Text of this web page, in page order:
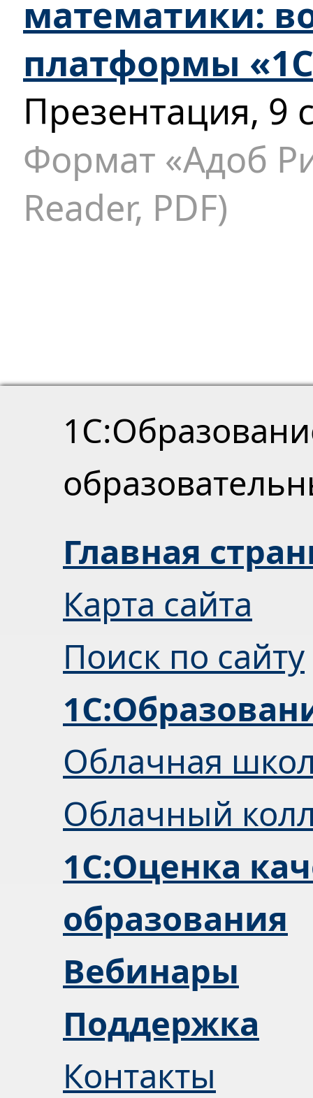
математики:
платформы
Презентация, 9
Формат «Адоб
Reader, PDF)
Главная
Карта сайта
Поиск по сайту
Облачная
Облачный
1С:Оценка
образования
Вебинары
Поддержка
Контакты